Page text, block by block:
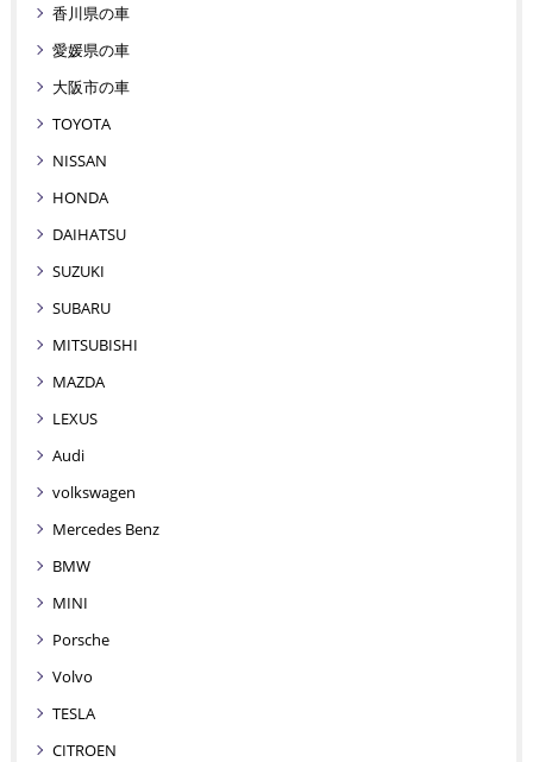
香川県の車
愛媛県の車
大阪市の車
TOYOTA
NISSAN
HONDA
DAIHATSU
SUZUKI
SUBARU
MITSUBISHI
MAZDA
LEXUS
Audi
volkswagen
Mercedes Benz
BMW
MINI
Porsche
Volvo
TESLA
CITROEN